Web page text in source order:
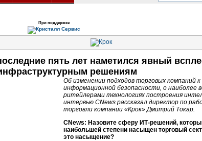
При поддержке
пять лет наметился явный
решениям
Об изменении подходов торговых компаний к
информационной безопасности, о наиболее
ритейлерами технологиях построения
интервью CNews рассказал директор по
торговли компании «Крок» Дмитрий Токар.
CNews: Назовите сферу ИТ-решений,
наибольшей степени насыщен торговый
это насыщение?